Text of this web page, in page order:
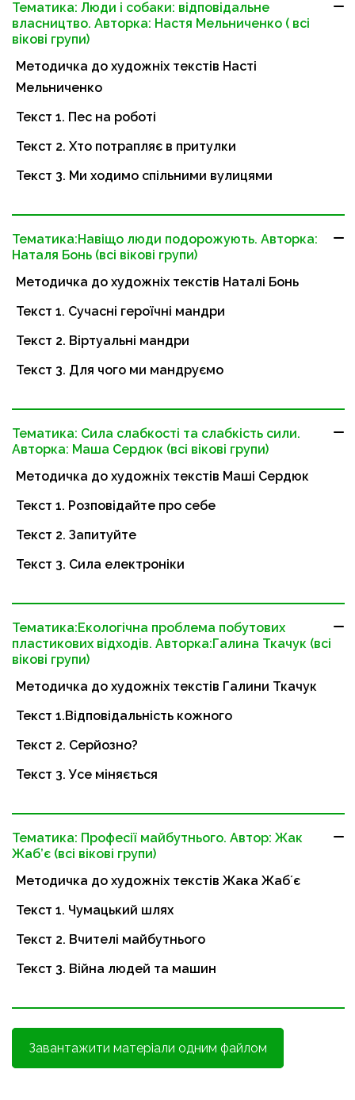
Тематика: Люди і собаки: відповідальне
власництво. Авторка: Настя Мельниченко ( всі
вікові групи)
Методичка до художніх текстів Насті
Мельниченко
Текст 1. Пес на роботі
Текст 2. Хто потрапляє в притулки
Текст 3. Ми ходимо спільними вулицями
Тематика:Навіщо люди подорожують. Авторка:
Наталя Бонь (всі вікові групи)
Методичка до художніх текстів Наталі Бонь
Текст 1. Сучасні героїчні мандри
Текст 2. Віртуальні мандри
Текст 3. Для чого ми мандруємо
Тематика: Сила слабкості та слабкість сили.
Авторка: Маша Сердюк (всі вікові групи)
Методичка до художніх текстів Маші Сердюк
Текст 1. Розповідайте про себе
Текст 2. Запитуйте
Текст 3. Сила електроніки
Тематика:Екологічна проблема побутових
пластикових відходів. Авторка:Галина Ткачук (всі
вікові групи)
Методичка до художніх текстів Галини Ткачук
Текст 1.Відповідальність кожного
Текст 2. Серйозно?
Текст 3. Усе міняється
Тематика: Професії майбутнього. Автор: Жак
Жаб’є (всі вікові групи)
Методичка до художніх текстів Жака Жабʼє
Текст 1. Чумацький шлях
Текст 2. Вчителі майбутнього
Текст 3. Війна людей та машин
Завантажити матеріали одним файлом